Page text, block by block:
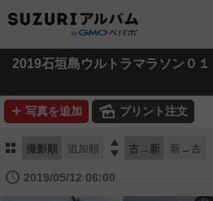
2019石垣島ウルトラマラソン０１
➕ 写真を追加 🌄 プリント注文
⚏ 撮影順 追加順  古→新 新→古
🕔 2019/05/12 06:00